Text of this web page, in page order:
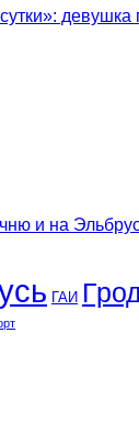
и на
ГАИ